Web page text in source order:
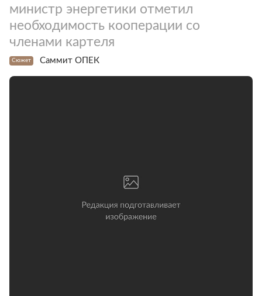
министр энергетики отметил
необходимость кооперации со
членами картеля
Сюжет Саммит ОПЕК